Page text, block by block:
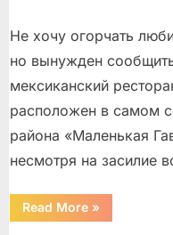
Не хочу огорчать
но вынужден
мексиканский
расположен в самом
района «Маленькая
несмотря на засилие
Read More“Крошечный
Мехико
»